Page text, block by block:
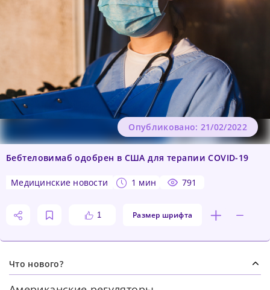
Бебтеловимаб одобрен в США для терапии COVID-19
медицинские новости 1 мин 791
1 Размер шрифта
Опубликовано: 21/02/2022
Что нового?